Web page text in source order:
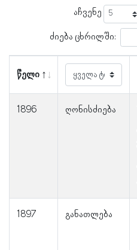
აჩვენე
ძიება ცხრილში:
წელი
1896 ღონისძიება
1897 განათლება